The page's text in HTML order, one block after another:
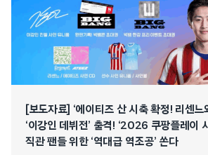
[보도자료] ‘에이티즈 산 시축 확정! 리센느
‘이강인 데뷔전’ 출격! ‘2026 쿠팡플레이
직관 팬들 위한 ‘역대급 역조공’ 쏜다